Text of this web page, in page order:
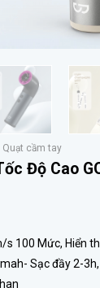
Quạt cầm tay
Độ Cao
100 Mức, Hiển
Sạc đầy 2-